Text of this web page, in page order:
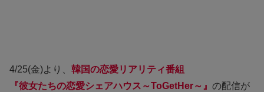
4/25(金)より、 韓国の恋愛リアリティ番組
『彼女たちの恋愛シェアハウス～ToGetHer～』 の配信が